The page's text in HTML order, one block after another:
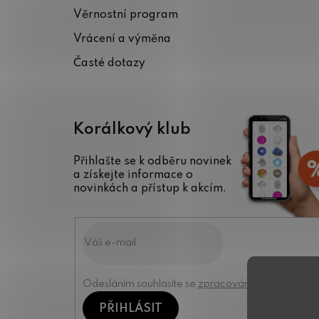
Věrnostní program
Vrácení a výměna
Časté dotazy
Korálkový klub
Přihlašte se k odběru novinek
a získejte informace o
novinkách a přístup k akcím.
Odesláním souhlasíte se zpracováním osobních
PŘIHLÁSIT